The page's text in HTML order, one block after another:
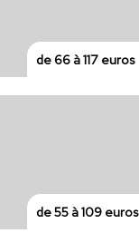
de 66 à 117 euros
de 55 à 109 euros